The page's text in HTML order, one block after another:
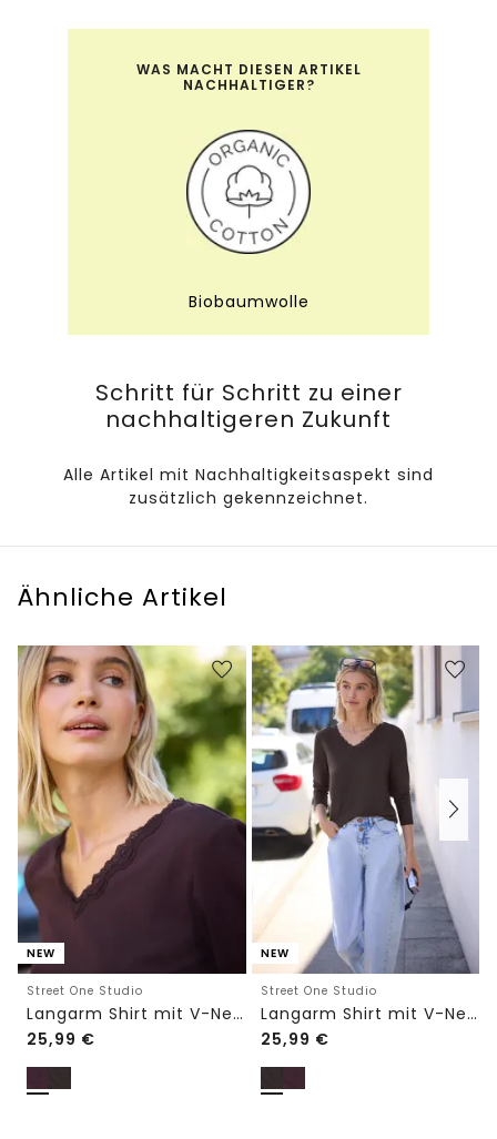
WAS MACHT DIESEN ARTIKEL
NACHHALTIGER?
Biobaumwolle
Schritt für Schritt zu einer
nachhaltigeren Zukunft
Alle Artikel mit Nachhaltigkeitsaspekt sind
zusätzlich gekennzeichnet.
Ähnliche Artikel
NEW
Street One Studio
Langarm Shirt mit V-Neck und Spitze
25,99 €
NEW
Street One Studio
Langarm Shirt mit V-Neck und Spitze
25,99 €